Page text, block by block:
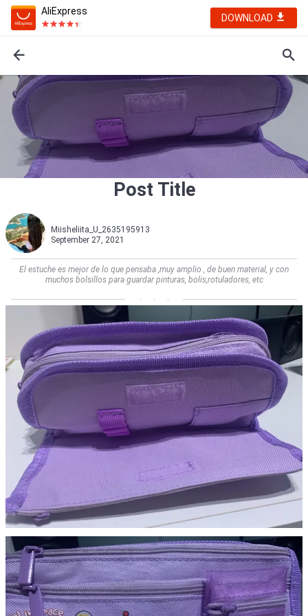
AliExpress
DOWNLOAD
Post Title
Miisheliita_U_2635195913
September 27, 2021
El estuche es mejor de lo que pensaba ,muy amplio , de buen material, y con
muchos bolsillos para guardar pinturas, bolis,rotuladores, etc